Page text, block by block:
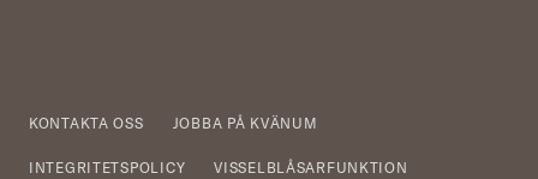
KONTAKTA OSS JOBBA PÅ KVÄNUM
INTEGRITETSPOLICY VISSELBLÅSARFUNKTION